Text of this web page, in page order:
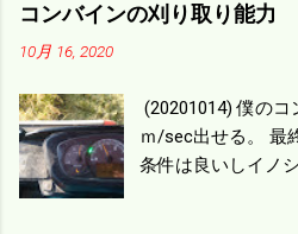
コンバインの刈り取り能力
10月 16, 2020
(20201014) 僕の
ｍ/sec出せる。 最
条件は良いしイノ
ｍ/min、4.32ｋｍ